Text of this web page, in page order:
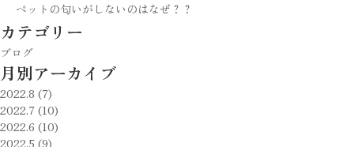
し
い
の
は
な
ぜ？？
ペットの匂いがしないのはなぜ？？
カテゴリー
ブログ
月別アーカイブ
2022.8 (7)
2022.7 (10)
2022.6 (10)
2022.5 (9)